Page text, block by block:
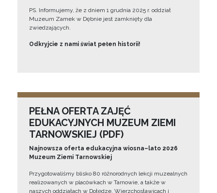
PS. Informujemy, że z dniem 1 grudnia 2025 r. oddział
Muzeum Zamek w Dębnie jest zamknięty dla
zwiedzających.
Odkryjcie z nami świat pełen historii!
PEŁNA OFERTA ZAJĘĆ
EDUKACYJNYCH MUZEUM ZIEMI
TARNOWSKIEJ (PDF)
Najnowsza oferta edukacyjna wiosna–lato 2026
Muzeum Ziemi Tarnowskiej
Przygotowaliśmy blisko 80 różnorodnych lekcji muzealnych
realizowanych w placówkach w Tarnowie, a także w
naszych oddziałach w Dołędze, Wierzchosławicach i